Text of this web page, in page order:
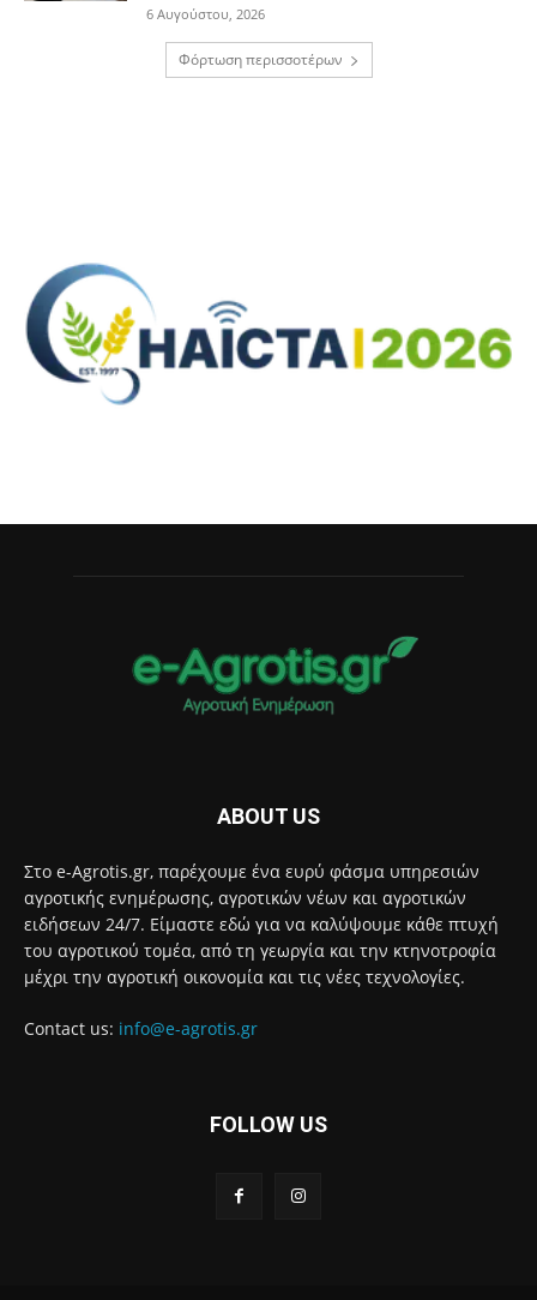
6 Αυγούστου, 2026
Φόρτωση περισσοτέρων
ABOUT US
Στο e-Agrotis.gr, παρέχουμε ένα ευρύ φάσμα υπηρεσιών
αγροτικής ενημέρωσης, αγροτικών νέων και αγροτικών
ειδήσεων 24/7. Είμαστε εδώ για να καλύψουμε κάθε πτυχή
του αγροτικού τομέα, από τη γεωργία και την κτηνοτροφία
μέχρι την αγροτική οικονομία και τις νέες τεχνολογίες.
Contact us: info@e-agrotis.gr
FOLLOW US